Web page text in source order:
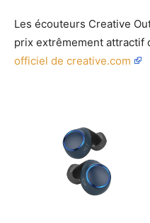
Les écouteurs Creative
prix extrêmement attractif
officiel de creative.com